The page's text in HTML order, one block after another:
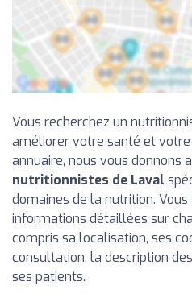
Vous recherchez un
améliorer votre santé et
annuaire, nous vous donnons
nutritionnistes de Laval
domaines de la nutrition.
informations détaillées sur
compris sa localisation, ses
consultation, la description
ses patients.